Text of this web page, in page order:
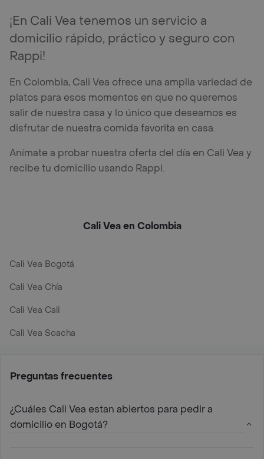
¡En Cali Vea tenemos un servicio a
domicilio rápido, práctico y seguro con
Rappi!
En Colombia, Cali Vea ofrece una amplia variedad de
platos para esos momentos en que no queremos
salir de nuestra casa y lo único que deseamos es
disfrutar de nuestra comida favorita en casa.
Anímate a probar nuestra oferta del día en Cali Vea y
recibe tu domicilio usando Rappi.
Cali Vea en Colombia
Cali Vea Bogotá
Cali Vea Chía
Cali Vea Cali
Cali Vea Soacha
Preguntas frecuentes
¿Cuáles Cali Vea estan abiertos para pedir a
domicilio en Bogotá?